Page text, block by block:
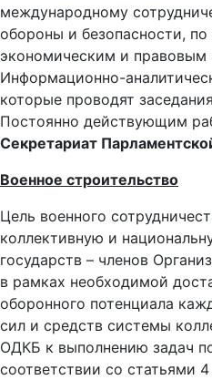
международному
обороны и безопасности,
экономическим и правовым
Информационно-
которые проводят
Постоянно действующим
Секретариат
Военное строительство
Цель военного
коллективную и
государств – членов
в рамках необходимой
оборонного потенциала
сил и средств системы
ОДКБ к выполнению задач
соответствии со статьями